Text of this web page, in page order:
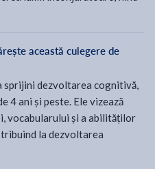
această culegere de
dezvoltarea cognitivă,
4 ani și peste. Ele vizează
vocabularului și a abilităților
la dezvoltarea